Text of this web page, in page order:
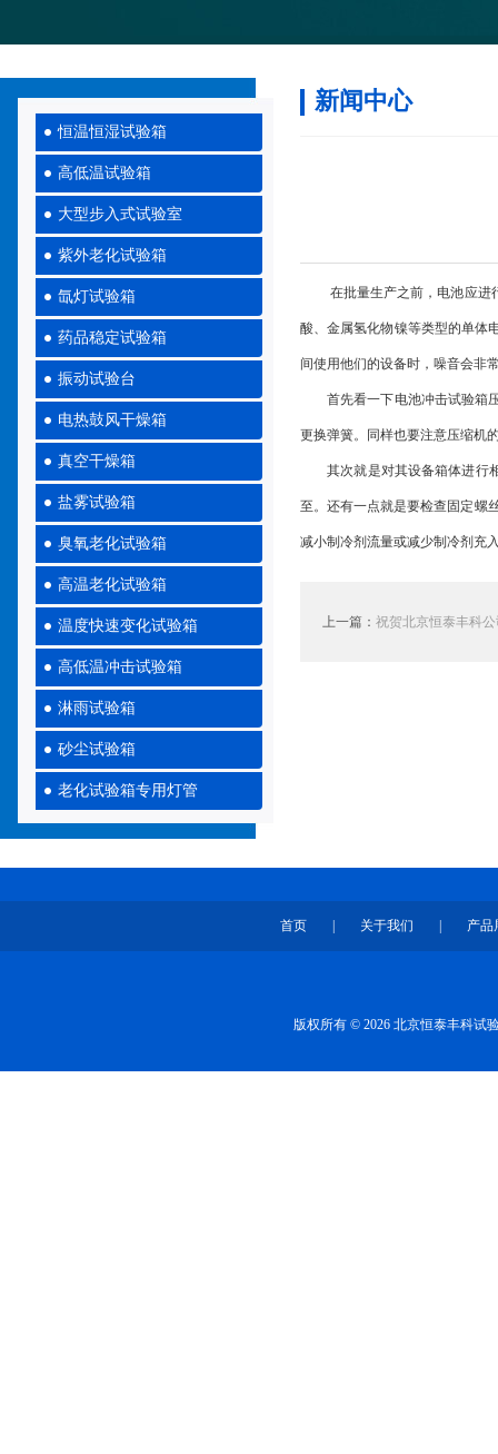
恒温恒湿试验箱
高低温试验箱
大型步入式试验室
紫外老化试验箱
氙灯试验箱
药品稳定试验箱
振动试验台
电热鼓风干燥箱
真空干燥箱
盐雾试验箱
臭氧老化试验箱
高温老化试验箱
温度快速变化试验箱
高低温冲击试验箱
淋雨试验箱
砂尘试验箱
老化试验箱专用灯管
新闻中心
在批量生产之前，电池应进
酸、金属氢化物镍等类型的单体
间使用他们的设备时，噪音会非
首先看一下电池冲击试验箱压
更换弹簧。同样也要注意压缩机
其次就是对其设备箱体进行相
至。还有一点就是要检查固定螺
减小制冷剂流量或减少制冷剂充
上一篇： 祝贺北京恒泰丰科
首页 关于我们 产品
版权所有 © 2026 北京恒泰丰科试